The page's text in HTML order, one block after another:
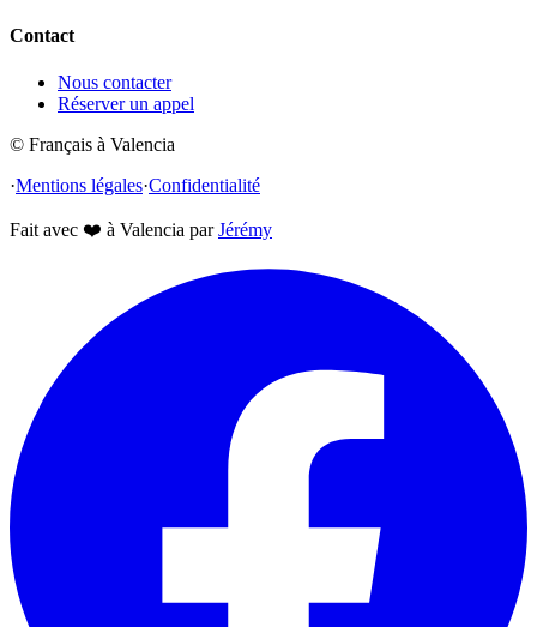
Contact
Nous contacter
Réserver un appel
© Français à Valencia
·Mentions légales·Confidentialité
Fait avec ❤️ à Valencia par Jérémy